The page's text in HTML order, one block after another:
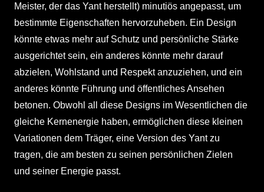
Meister, der das Yant herstellt) minutiös angepasst, um
bestimmte Eigenschaften hervorzuheben. Ein Design
könnte etwas mehr auf Schutz und persönliche Stärke
ausgerichtet sein, ein anderes könnte mehr darauf
abzielen, Wohlstand und Respekt anzuziehen, und ein
anderes könnte Führung und öffentliches Ansehen
betonen. Obwohl all diese Designs im Wesentlichen die
gleiche Kernenergie haben, ermöglichen diese kleinen
Variationen dem Träger, eine Version des Yant zu
tragen, die am besten zu seinen persönlichen Zielen
und seiner Energie passt.